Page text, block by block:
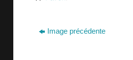
Image précédente